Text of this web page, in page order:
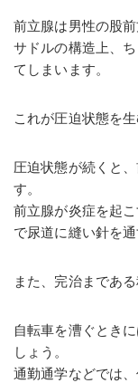
前立腺は男性の股
サドルの構造上、
てしまいます。
これが圧迫状態を
圧迫状態が続くと
す。
前立腺が炎症を起
で尿道に縫い針を
また、完治まであ
自転車を漕ぐとき
しょう。
通勤通学などでは